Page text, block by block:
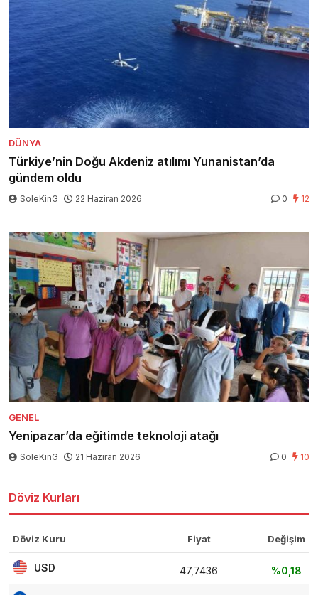
DÜNYA
Türkiye’nin Doğu Akdeniz atılımı Yunanistan’da
gündem oldu
SoleKinG 22 Haziran 2026 0 12
GENEL
Yenipazar’da eğitimde teknoloji atağı
SoleKinG 21 Haziran 2026 0 10
Döviz Kurları
Döviz Kuru Fiyat Değişim
USD 47,7436 %0,18